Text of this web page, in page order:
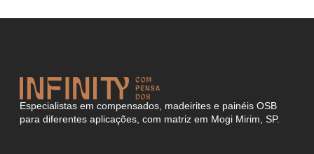
Especialistas em compensados, madeirites e painéis OSB
para diferentes aplicações, com matriz em Mogi Mirim, SP.